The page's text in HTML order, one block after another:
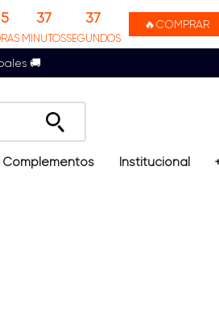
37
MINUTOS
36
SEGUNDOS
🔥COMPRAR
🚚
Complementos Institucional